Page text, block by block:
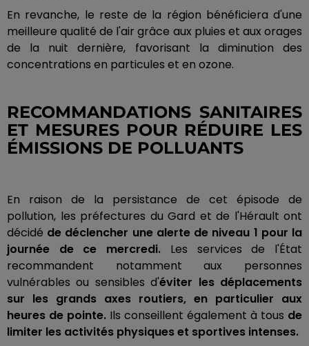
En revanche, le reste de la région bénéficiera d'une
meilleure qualité de l'air grâce aux pluies et aux orages
de la nuit dernière, favorisant la diminution des
concentrations en particules et en ozone.
RECOMMANDATIONS SANITAIRES
ET MESURES POUR RÉDUIRE LES
ÉMISSIONS DE POLLUANTS
En raison de la persistance de cet épisode de
pollution, les préfectures du Gard et de l'Hérault ont
décidé de déclencher une alerte de niveau 1 pour la
journée de ce mercredi. Les services de l'État
recommandent notamment aux personnes
vulnérables ou sensibles d'éviter les déplacements
sur les grands axes routiers, en particulier aux
heures de pointe. Ils conseillent également à tous de
limiter les activités physiques et sportives intenses.